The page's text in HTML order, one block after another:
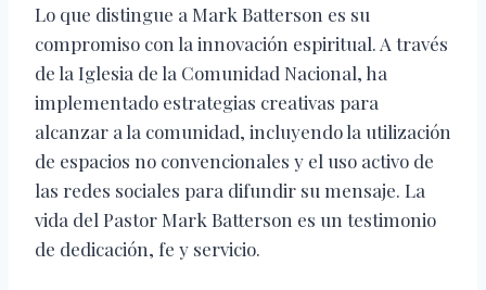
Lo que distingue a Mark Batterson es su
compromiso con la innovación espiritual. A través
de la Iglesia de la Comunidad Nacional, ha
implementado estrategias creativas para
alcanzar a la comunidad, incluyendo la utilización
de espacios no convencionales y el uso activo de
las redes sociales para difundir su mensaje. La
vida del Pastor Mark Batterson es un testimonio
de dedicación, fe y servicio.